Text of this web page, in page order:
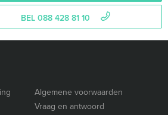
BEL 088 428 81 10
Algemene voorwaarden
Vraag en antwoord